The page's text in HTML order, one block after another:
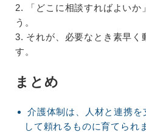
2. 「どこに相談すればよいか
う。
3. それが、必要なとき素早く
す。
まとめ
介護体制は、人材と連携
して頼れるものに育てられ